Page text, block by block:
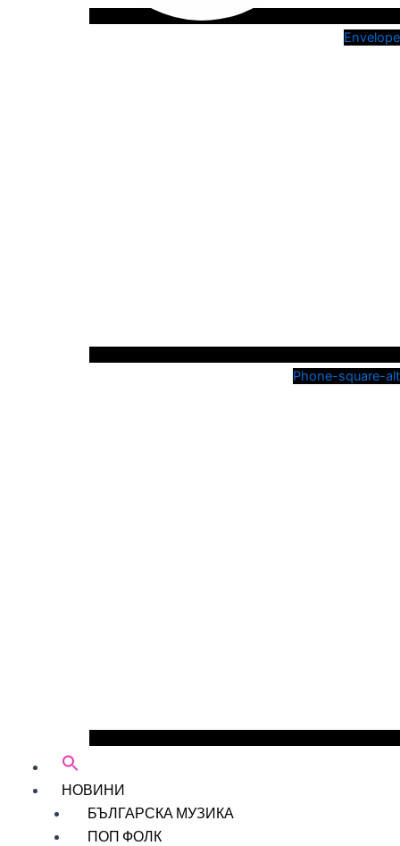
Envelope
Phone-square-alt
НОВИНИ
БЪЛГАРСКА МУЗИКА
ПОП ФОЛК